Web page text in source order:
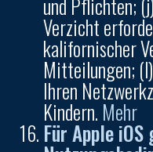
und Pflichten;
Verzicht
kalifornischer
Mitteilungen;
Ihren
Kindern. Mehr
Für Apple